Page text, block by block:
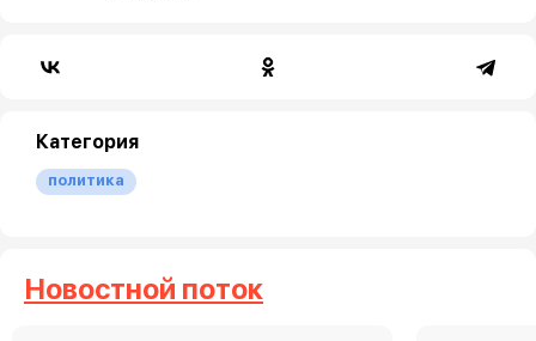
Категория
политика
Новостной поток